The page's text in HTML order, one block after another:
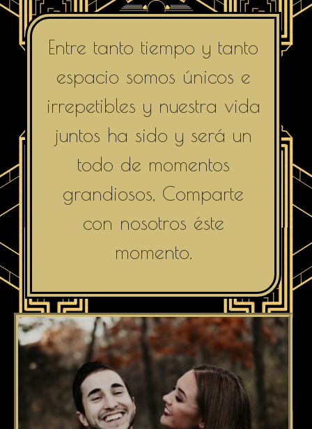
Entre tanto tiempo y tanto
espacio somos únicos e
irrepetibles y nuestra vida
juntos ha sido y será un
todo de momentos
grandiosos, Comparte
con nosotros éste
momento.